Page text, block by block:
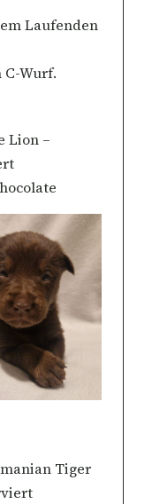
Laufenden
Wurf.
Lion –
Tiger